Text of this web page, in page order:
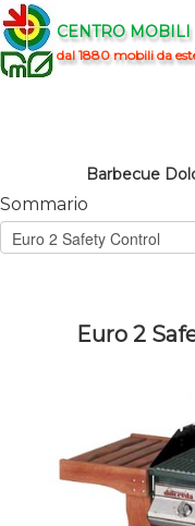
CENTRO
dal 1880 mobili da
Marchi
▼
Barbecue
Sommario
Euro 2